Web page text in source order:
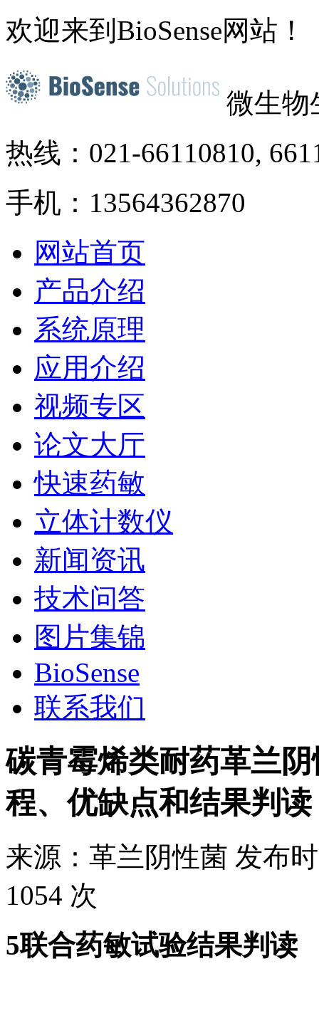
欢迎来到BioSense网站！
微生物
热线：021-66110810,
手机：13564362870
网站首页
产品介绍
系统原理
应用介绍
视频专区
论文大厅
快速药敏
立体计数仪
新闻资讯
技术问答
图片集锦
BioSense
联系我们
碳青霉烯类耐药革兰
程、优缺点和结果判
来源： 革兰阴性菌 发布
1054 次
5联合药敏试验结果判读